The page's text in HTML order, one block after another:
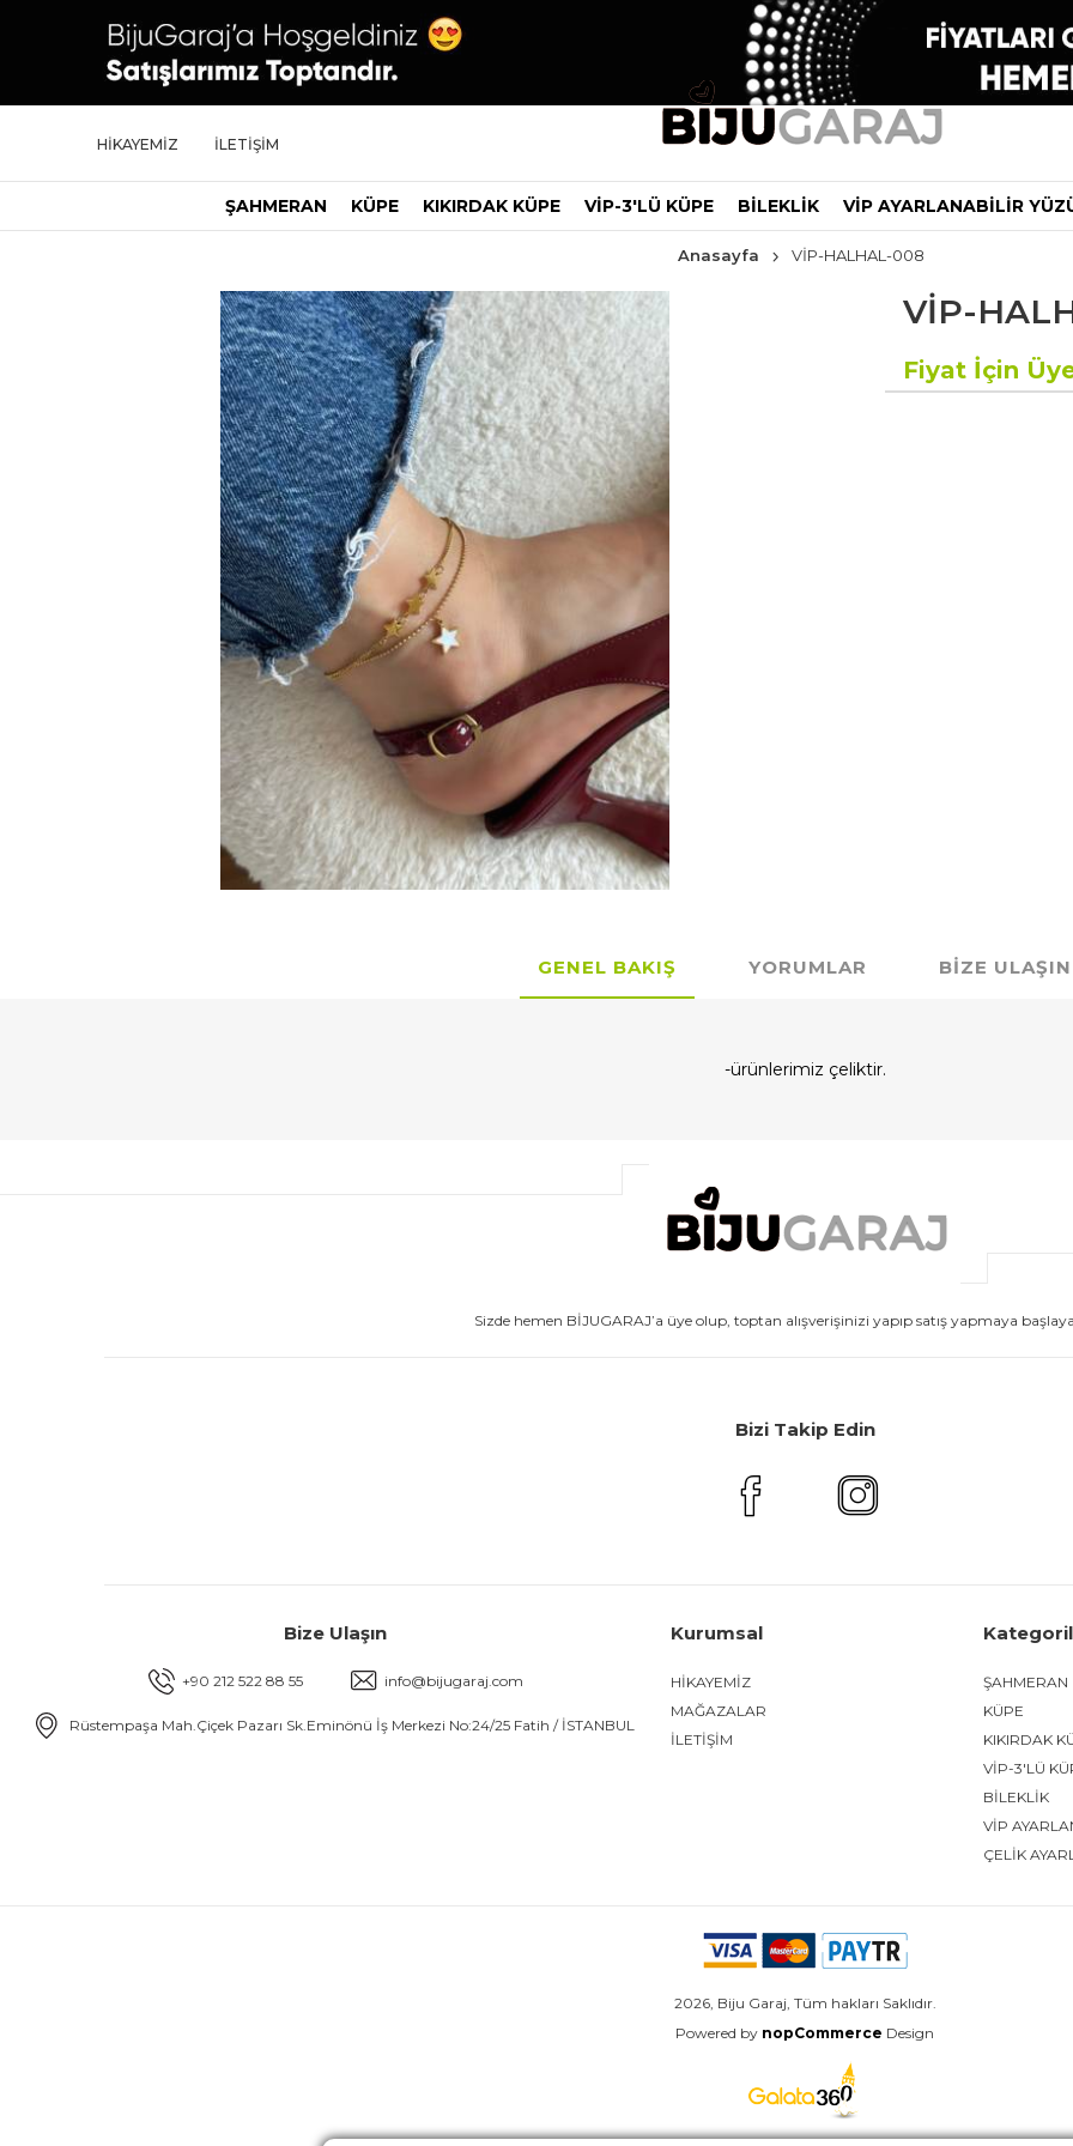
HİKAYEMİZ İLETİŞİM
ŞAHMERAN KÜPE KIKIRDAK KÜPE VİP-3'LÜ KÜPE BİLEKLİK VİP AYARLANABİLİR
Anasayfa VİP-HALHAL-008
VİP-
Fiyat İçin
GENEL BAKIŞ YORUMLAR BIZE ULAŞIN
-ürünlerimiz çeliktir.
Sizde hemen BİJUGARAJ’a üye olup, toptan alışverişinizi yapıp satış yapmaya
Bizi Takip Edin
Bize Ulaşın
+90 212 522 88 55 info@bijugaraj.com
Rüstempaşa Mah.Çiçek Pazarı Sk.Eminönü İş Merkezi No:24/25 Fatih / İSTANBUL
Kurumsal
HİKAYEMİZ
MAĞAZALAR
İLETİŞİM
ŞAHMERAN
KÜPE
KIKIRDAK
VİP-3'LÜ
BİLEKLİK
VİP
ÇELİK
2026, Biju Garaj, Tüm hakları Saklıdır.
Powered by nopCommerce Design